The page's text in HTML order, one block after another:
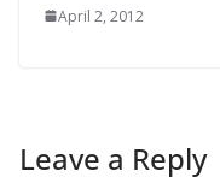
April 2, 2012
Leave a Reply